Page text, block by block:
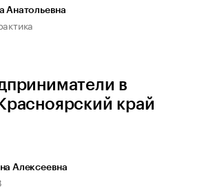
Анатольевна
в
край
Алексеевна